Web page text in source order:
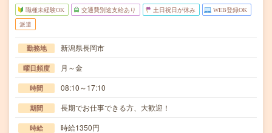
職種未経験OK 交通費別途支給あり 土日祝日が休み WEB登録OK
派遣
勤務地 新潟県長岡市
曜日頻度 月～金
時間 08:10～17:10
期間 長期でお仕事できる方、大歓迎！
時給 時給1350円